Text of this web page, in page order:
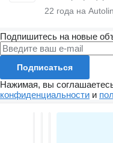
22 года на
Подпишитесь на новые
Подписаться
Нажимая, вы
конфиденциальности и